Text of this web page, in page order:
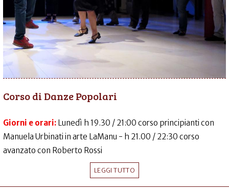
Corso di Danze Popolari
Giorni e orari: Lunedì h 19.30 / 21:00 corso principianti con
Manuela Urbinati in arte LaManu - h 21.00 / 22:30 corso
avanzato con Roberto Rossi
LEGGI TUTTO